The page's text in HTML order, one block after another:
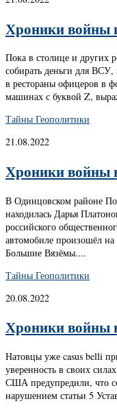
Хроники войны
Пока в столице и других
собирать деньги для ВСУ,
в рестораны офицеров в
машинах с буквой Z,
Тайны Геополитики
21.08.2022
Хроники войны
В Одинцовском районе
находилась Дарья
российского
автомобиле произошёл
Большие Вязёмы....
Тайны Геополитики
20.08.2022
Хроники войны
Натовцы уже casus belli
уверенность в своих
США предупредили, что
нарушением статьи 5